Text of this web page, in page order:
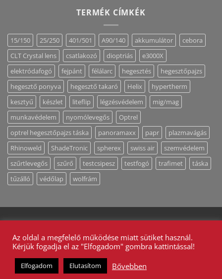
TERMÉK CÍMKÉK
15/150 25/250 401/501 A90/140 akkumulátor
cebora
CLT Crystal lens
csatlakozó dioptriás
e3000X
elektródafogó
fejpánt félálarc hegesztés
hegesztőpajzs
hegesztő ponyva
hegesztő takaró Helix
hypertherm
kesztyű
készlet liteflip légzésvédelem
mig/mag
munkavédelem
nyomólevegős
Optrel
optrel hegesztőpajzs táska
panoramaxx papr
plazmavágás
Rhinoweld
ShadeTronic spherex swiss air
szemvédelem
szűrtlevegős
szűrő testcsipesz testfogó trafimet
táska
tűzálló
védőlap wolfrám
KAPCSOLAT / AJÁNLATKÉRÉS
2026 ©Bestweld Hegesztéstechnikai Bt. - Minden jog
fenntartva!
Az oldal a megfelelő működése miatt sütiket használ.
Kérjük fogadja el az "Elfogadom" gombra kattintással!
Elfogadom Elutasítom Bővebben